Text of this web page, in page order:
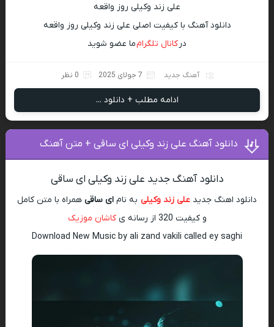
علی زند وکیلی روز واقعه
دانلود آهنگ با کیفیت اصلی علی زند وکیلی روز واقعه
درکانال تلگرامما عضو شوید
آهنگ جدید 7 جولای 2025 0 نظر
ادامه مطلب + دانلود ...
دانلود آهنگ علی زند وکیلی ای ساقی + متن آهنگ
دانلود آهنگ جدید علی زند وکیلی ای ساقی
دانلود اهنگ جدید علی زند وکیلی به نام ای ساقی همراه با متن کامل
و کیفیت 320 از رسانه ی
کاشان موزیک
Download New Music by ali zand vakili called ey saghi